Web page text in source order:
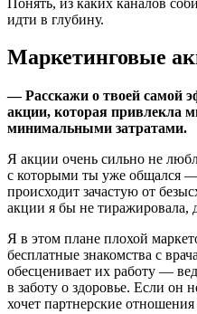
идти в глубину.
Маркетинговые
— Расскажи о твоей самой
акции, которая привлекла
минимальными затратами.
Я акции очень сильно не
с которыми ты уже общался
происходит зачастую от
акции я бы не тиражировала,
Я в этом плане плохой
бесплатные знакомства с
обесценивает их работу —
в заботу о здоровье. Если он
хочет партнерские